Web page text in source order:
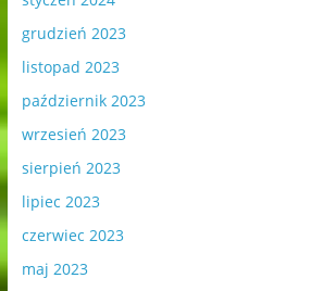
grudzień 2023
listopad 2023
październik 2023
wrzesień 2023
sierpień 2023
lipiec 2023
czerwiec 2023
maj 2023